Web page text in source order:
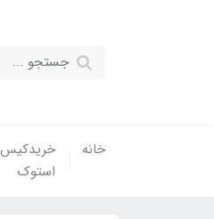
خانه
خریدکیس
استوک